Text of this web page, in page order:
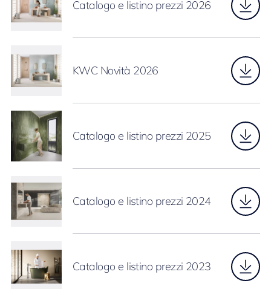
Catalogo e listino prezzi 2026
KWC Novità 2026
Catalogo e listino prezzi 2025
Catalogo e listino prezzi 2024
Catalogo e listino prezzi 2023